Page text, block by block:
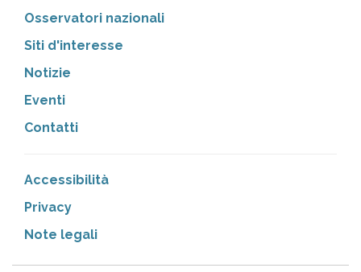
Osservatori nazionali
Siti d'interesse
Notizie
Eventi
Contatti
Accessibilità
Privacy
Note legali